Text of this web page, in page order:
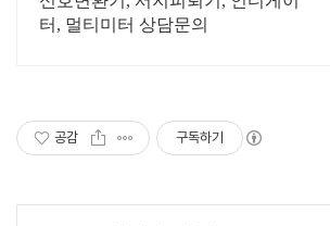
터, 멀티미터 상담문의
공감 구독하기